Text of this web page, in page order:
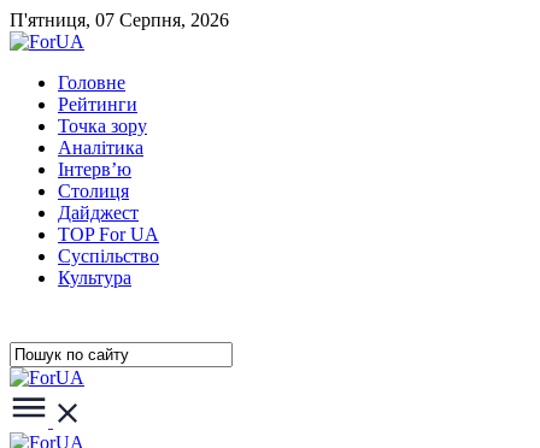
П'ятниця, 07 Серпня, 2026
Головне
Рейтинги
Точка зору
Аналітика
Інтерв’ю
Столиця
Дайджест
TOP For UA
Суспiльство
Культура